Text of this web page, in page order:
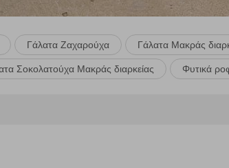
Γάλατα Ζαχαρούχα Γάλατα Μακράς
Σοκολατούχα Μακράς διαρκείας Φυτικά
κάθε προϊόν.